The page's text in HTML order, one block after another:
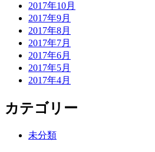
2017年10月
2017年9月
2017年8月
2017年7月
2017年6月
2017年5月
2017年4月
カテゴリー
未分類